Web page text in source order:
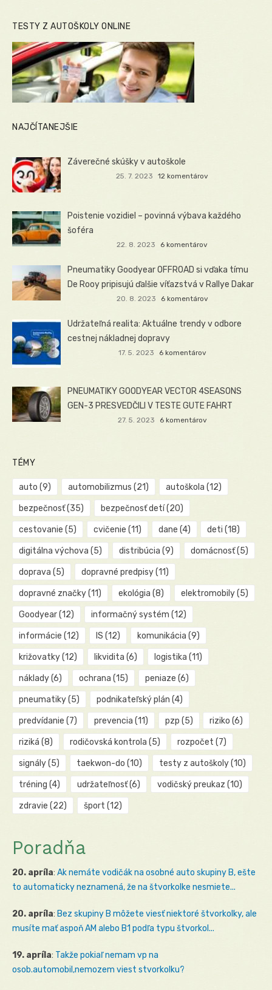
TESTY Z AUTOŠKOLY ONLINE
NAJČÍTANEJŠIE
Záverečné skúšky v autoškole
25. 7. 2023 12 komentárov
Poistenie vozidiel – povinná výbava každého
šoféra
22. 8. 2023 6 komentárov
Pneumatiky Goodyear OFFROAD si vďaka tímu
De Rooy pripisujú ďalšie víťazstvá v Rallye Dakar
20. 8. 2023 6 komentárov
Udržateľná realita: Aktuálne trendy v odbore
cestnej nákladnej dopravy
17. 5. 2023 6 komentárov
PNEUMATIKY GOODYEAR VECTOR 4SEASONS
GEN-3 PRESVEDČILI V TESTE GUTE FAHRT
27. 5. 2023 6 komentárov
TÉMY
auto (9) automobilizmus (21) autoškola (12)
bezpečnosť(35) bezpečnosť detí(20)
cestovanie (5) cvičenie (11) dane (4) deti (18)
digitálna výchova (5) distribúcia (9) domácnosť(5)
doprava (5) dopravné predpisy(11)
dopravné značky(11) ekológia (8) elektromobily(5)
Goodyear(12) informačný systém (12)
informácie (12) IS (12) komunikácia (9)
križovatky(12) likvidita (6) logistika (11)
náklady(6) ochrana (15) peniaze (6)
pneumatiky(5) podnikateľský plán (4)
predvídanie (7) prevencia (11) pzp (5) riziko (6)
riziká (8) rodičovská kontrola (5) rozpočet (7)
signály(5) taekwon-do (10) testy z autoškoly(10)
tréning (4) udržateľnosť(6) vodičský preukaz (10)
zdravie (22) šport (12)
Poradňa
20. apríla: Ak nemáte vodičák na osobné auto skupiny B, ešte
to automaticky neznamená, že na štvorkolke nesmiete...
20. apríla: Bez skupiny B môžete viesť niektoré štvorkolky, ale
musíte mať aspoň AM alebo B1 podľa typu štvorkol...
19. apríla: Takže pokiaľ nemam vp na
osob.automobil,nemozem viest stvorkolku?